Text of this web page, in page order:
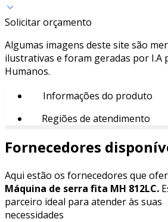
Solicitar orçamento
Algumas imagens deste site são
ilustrativas e foram geradas por I.A
Humanos.
Informações do produto
Regiões de atendimento
Fornecedores
Aqui estão os fornecedores que
Máquina de serra fita MH 812LC.
parceiro ideal para atender às suas
necessidades